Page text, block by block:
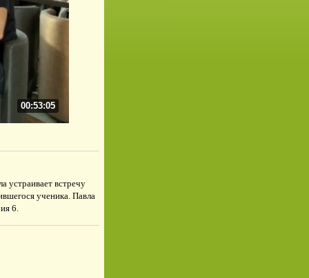
00:53:05
устраивает встречу
ученика. Павла
6.